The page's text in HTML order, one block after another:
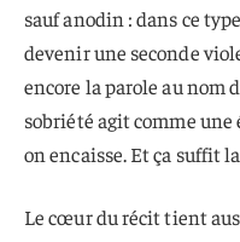
sauf anodin : dans ce
devenir une seconde
encore la parole au nom
sobriété agit comme une
on encaisse. Et ça suffit
Le cœur du récit tient